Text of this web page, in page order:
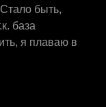
быть,
база
я плаваю в